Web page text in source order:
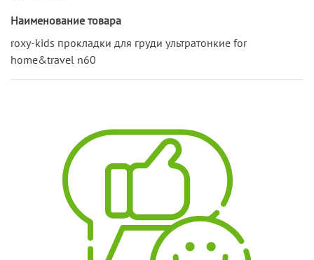
Наименование товара
roxy-kids прокладки для груди ультратонкие for
home&travel n60